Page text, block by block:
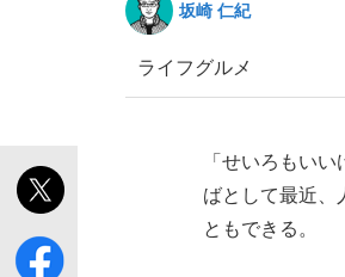
「目標達成でき
the Style
坂崎 仁紀
ライフグルメ
「せいろもい
ばとして最近、
ともできる。